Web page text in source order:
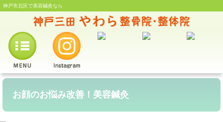
神戸市北区で美容鍼灸なら
お顔のお悩み改善！美容鍼灸